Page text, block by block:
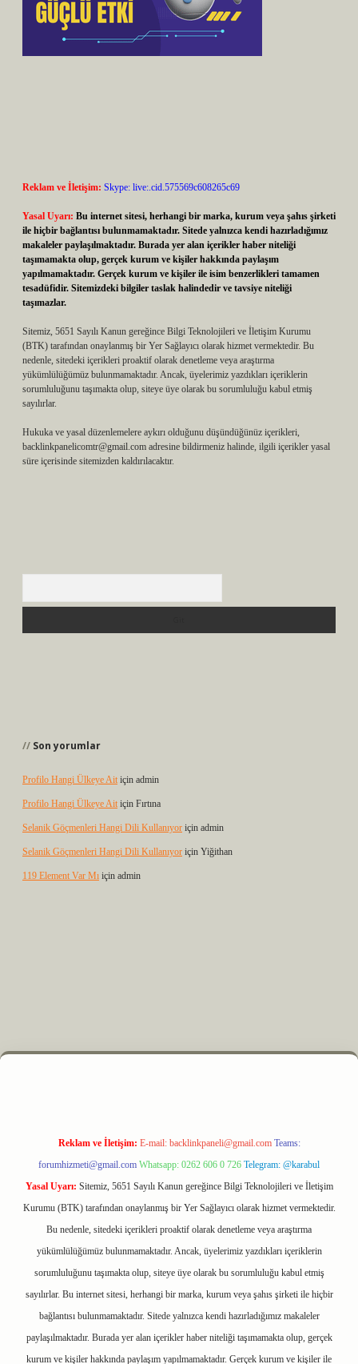
Reklam ve İletişim: Skype: live:.cid.575569c608265c69
Yasal Uyarı: Bu internet sitesi, herhangi bir marka, kurum veya şahıs şirketi
ile hiçbir bağlantısı bulunmamaktadır. Sitede yalnızca kendi hazırladığımız
makaleler paylaşılmaktadır. Burada yer alan içerikler haber niteliği
taşımamakta olup, gerçek kurum ve kişiler hakkında paylaşım
yapılmamaktadır. Gerçek kurum ve kişiler ile isim benzerlikleri tamamen
tesadüfidir. Sitemizdeki bilgiler taslak halindedir ve tavsiye niteliği
taşımazlar.
Sitemiz, 5651 Sayılı Kanun gereğince Bilgi Teknolojileri ve İletişim Kurumu
(BTK) tarafından onaylanmış bir Yer Sağlayıcı olarak hizmet vermektedir. Bu
nedenle, sitedeki içerikleri proaktif olarak denetleme veya araştırma
yükümlülüğümüz bulunmamaktadır. Ancak, üyelerimiz yazdıkları içeriklerin
sorumluluğunu taşımakta olup, siteye üye olarak bu sorumluluğu kabul etmiş
sayılırlar.
Hukuka ve yasal düzenlemelere aykırı olduğunu düşündüğünüz içerikleri,
backlinkpanelicomtr@gmail.com adresine bildirmeniz halinde, ilgili içerikler yasal
süre içerisinde sitemizden kaldırılacaktır.
Son yorumlar
Profilo Hangi Ülkeye Ait için admin
Profilo Hangi Ülkeye Ait için Fırtına
Selanik Göçmenleri Hangi Dili Kullanıyor için admin
Selanik Göçmenleri Hangi Dili Kullanıyor için Yiğithan
119 Element Var Mı için admin
m elexbet
Reklam ve İletişim: E-mail: backlinkpaneli@gmail.com Teams:
forumhizmeti@gmail.com Whatsapp: 0262 606 0 726 Telegram: @karabul
Yasal Uyarı: Sitemiz, 5651 Sayılı Kanun gereğince Bilgi Teknolojileri ve İletişim
Kurumu (BTK) tarafından onaylanmış bir Yer Sağlayıcı olarak hizmet vermektedir.
Bu nedenle, sitedeki içerikleri proaktif olarak denetleme veya araştırma
yükümlülüğümüz bulunmamaktadır. Ancak, üyelerimiz yazdıkları içeriklerin
sorumluluğunu taşımakta olup, siteye üye olarak bu sorumluluğu kabul etmiş
sayılırlar. Bu internet sitesi, herhangi bir marka, kurum veya şahıs şirketi ile hiçbir
bağlantısı bulunmamaktadır. Sitede yalnızca kendi hazırladığımız makaleler
paylaşılmaktadır. Burada yer alan içerikler haber niteliği taşımamakta olup, gerçek
kurum ve kişiler hakkında paylaşım yapılmamaktadır. Gerçek kurum ve kişiler ile